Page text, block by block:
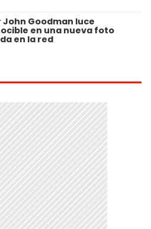
John Goodman luce
en una nueva foto
en la red